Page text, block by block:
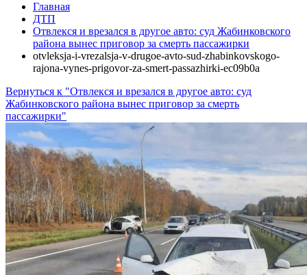
Главная
ДТП
Отвлекся и врезался в другое авто: суд Жабинковского
района вынес приговор за смерть пассажирки
otvleksja-i-vrezalsja-v-drugoe-avto-sud-zhabinkovskogo-
rajona-vynes-prigovor-za-smert-passazhirki-ec09b0a
Вернуться к "Отвлекся и врезался в другое авто: суд
Жабинковского района вынес приговор за смерть
пассажирки"